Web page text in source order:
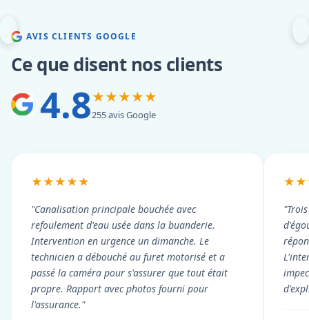
AVIS CLIENTS GOOGLE
Ce que disent nos clients
4.8★★★★★
255 avis Google
★★★★★
"Canalisation principale bouchée avec
refoulement d'eau usée dans la buanderie.
Intervention en urgence un dimanche. Le
technicien a débouché au furet motorisé et a
passé la caméra pour s'assurer que tout était
propre. Rapport avec photos fourni pour
l'assurance."